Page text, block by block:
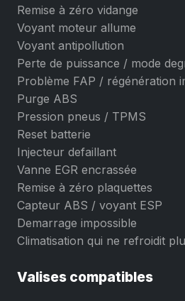
Remise à zéro vidange
Voyant moteur allume
Voyant antipollution
Perte de puissance / mode
Problème FAP / régénération
Purge ABS
Pression pneus / TPMS
Reset batterie
Injecteur defaillant
Vanne EGR encrassée
Remise à zéro plaquettes
Capteur ABS / voyant ESP
Demarrage impossible
Climatisation qui ne refroidit
Valises compatibles